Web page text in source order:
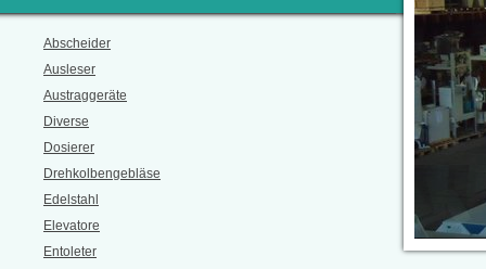
Abscheider
Ausleser
Austraggeräte
Diverse
Dosierer
Drehkolbengebläse
Edelstahl
Elevatore
Entoleter